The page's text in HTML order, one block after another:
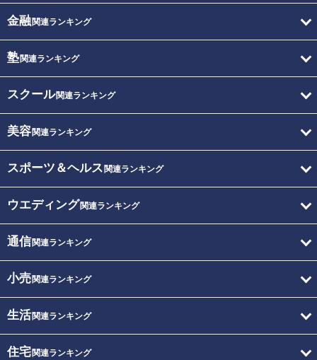
金融関連ランキング
塾関連ランキング
スクール関連ランキング
美容関連ランキング
スポーツ＆ヘルス 関連ランキング
ウエディング関連ランキング
通信関連ランキング
小売関連ランキング
生活関連ランキング
住宅関連ランキング